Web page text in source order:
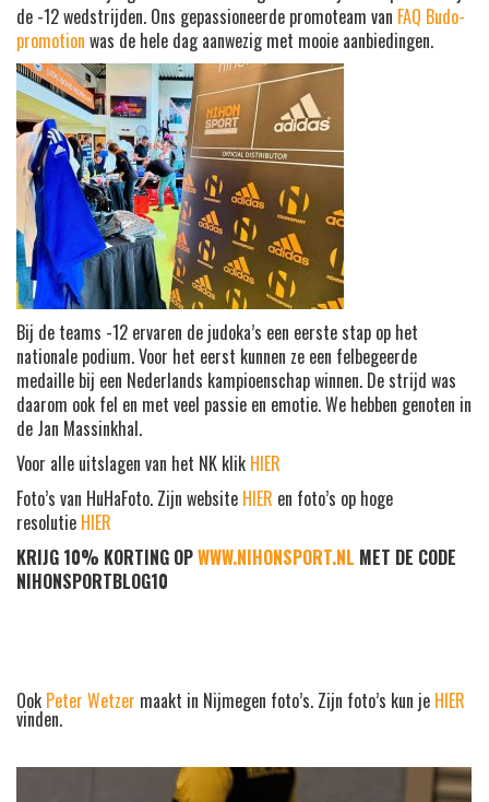
de -12 wedstrijden. Ons gepassioneerde promoteam van FAQ Budo-
promotion was de hele dag aanwezig met mooie aanbiedingen.
Bij de teams -12 ervaren de judoka’s een eerste stap op het
nationale podium. Voor het eerst kunnen ze een felbegeerde
medaille bij een Nederlands kampioenschap winnen. De strijd was
daarom ook fel en met veel passie en emotie. We hebben genoten in
de Jan Massinkhal.
Voor alle uitslagen van het NK klik HIER
Foto’s van HuHaFoto. Zijn website HIER en foto’s op hoge
resolutie HIER
KRIJG 10% KORTING OPWWW.NIHONSPORT.NL MET DE CODE
NIHONSPORTBLOG10
Ook Peter Wetzer maakt in Nijmegen foto’s. Zijn foto’s kun je HIER
vinden.